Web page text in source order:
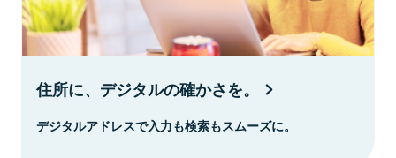
住所に、デジタルの確かさを。
デジタルアドレスで入力も検索もスムーズに。